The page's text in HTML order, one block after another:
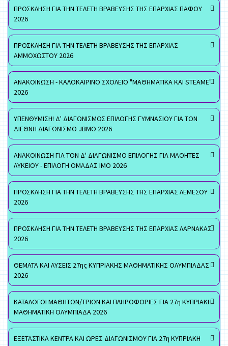
ΠΡΟΣΚΛΗΣΗ ΓΙΑ ΤΗΝ ΤΕΛΕΤΗ ΒΡΑΒΕΥΣΗΣ ΤΗΣ ΕΠΑΡΧΙΑΣ ΠΑΦΟΥ
2026
ΠΡΟΣΚΛΗΣΗ ΓΙΑ ΤΗΝ ΤΕΛΕΤΗ ΒΡΑΒΕΥΣΗΣ ΤΗΣ ΕΠΑΡΧΙΑΣ
ΑΜΜΟΧΩΣΤΟΥ 2026
ΑΝΑΚΟΙΝΩΣΗ - ΚΑΛΟΚΑΙΡΙΝΟ ΣΧΟΛΕΙΟ "ΜΑΘΗΜΑΤΙΚΑ ΚΑΙ STEAME"
2026
ΥΠΕΝΘΥΜΙΣΗ! Δ' ΔΙΑΓΩΝΙΣΜΟΣ ΕΠΙΛΟΓΗΣ ΓΥΜΝΑΣΙΟΥ ΓΙΑ ΤΟΝ
ΔΙΕΘΝΗ ΔΙΑΓΩΝΙΣΜΟ JBMO 2026
ΑΝΑΚΟΙΝΩΣΗ ΓΙΑ ΤΟΝ Δ' ΔΙΑΓΩΝΙΣΜΟ ΕΠΙΛΟΓΗΣ ΓΙΑ ΜΑΘΗΤΕΣ
ΛΥΚΕΙΟΥ - ΕΠΙΛΟΓΗ ΟΜΑΔΑΣ ΙΜΟ 2026
ΠΡΟΣΚΛΗΣΗ ΓΙΑ ΤΗΝ ΤΕΛΕΤΗ ΒΡΑΒΕΥΣΗΣ ΤΗΣ ΕΠΑΡΧΙΑΣ ΛΕΜΕΣΟΥ
2026
ΠΡΟΣΚΛΗΣΗ ΓΙΑ ΤΗΝ ΤΕΛΕΤΗ ΒΡΑΒΕΥΣΗΣ ΤΗΣ ΕΠΑΡΧΙΑΣ ΛΑΡΝΑΚΑΣ
2026
ΘΕΜΑΤΑ ΚΑΙ ΛΥΣΕΙΣ 27ης ΚΥΠΡΙΑΚΗΣ ΜΑΘΗΜΑΤΙΚΗΣ ΟΛΥΜΠΙΑΔΑΣ
2026
ΚΑΤΑΛΟΓΟΙ ΜΑΘΗΤΩΝ/ΤΡΙΩΝ ΚΑΙ ΠΛΗΡΟΦΟΡΙΕΣ ΓΙΑ 27η ΚΥΠΡΙΑΚΗ
ΜΑΘΗΜΑΤΙΚΗ ΟΛΥΜΠΙΑΔΑ 2026
ΕΞΕΤΑΣΤΙΚΑ ΚΕΝΤΡΑ ΚΑΙ ΩΡΕΣ ΔΙΑΓΩΝΙΣΜΟΥ ΓΙΑ 27η ΚΥΠΡΙΑΚΗ